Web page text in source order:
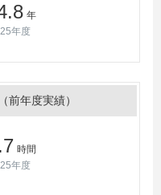
年
年度
前年度実績）
時間
年度